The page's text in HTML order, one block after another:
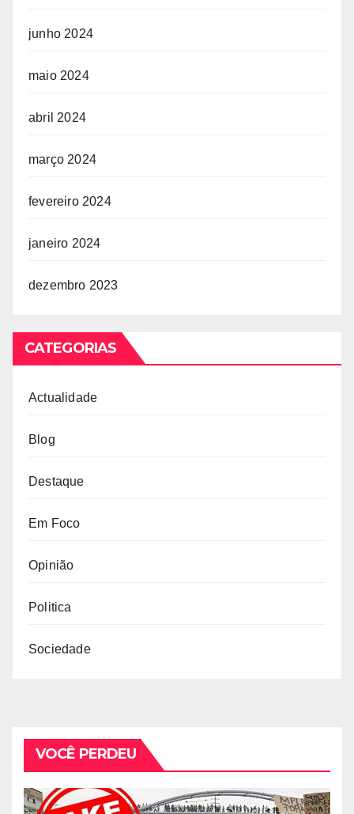
junho 2024
maio 2024
abril 2024
março 2024
fevereiro 2024
janeiro 2024
dezembro 2023
CATEGORIAS
Actualidade
Blog
Destaque
Em Foco
Opinião
Politica
Sociedade
VOCÊ PERDEU